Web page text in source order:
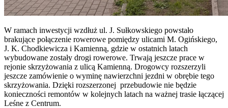
W ramach inwestycji wzdłuż ul. J. Sułkowskiego powstało
brakujące połączenie rowerowe pomiędzy ulicami M. Ogińskiego,
J. K. Chodkiewicza i Kamienną, gdzie w ostatnich latach
wybudowane zostały drogi rowerowe. Trwają jeszcze prace w
rejonie skrzyżowania z ulicą Kamienną. Drogowcy rozszerzyli
jeszcze zamówienie o wyminę nawierzchni jezdni w obrębie tego
skrzyżowania. Dzięki rozszerzonej przebudowie nie będzie
konieczności remontów w kolejnych latach na ważnej trasie łączącej
Leśne z Centrum.